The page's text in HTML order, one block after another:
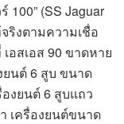
100” (SS Jaguar
ริงตามความเชื่อ
อสเอส 90 ขาดหาย
ยนต์ 6 สูบ ขนาด
งยนต์ 6 สูบแถว
เครื่องยนต์ขนาด